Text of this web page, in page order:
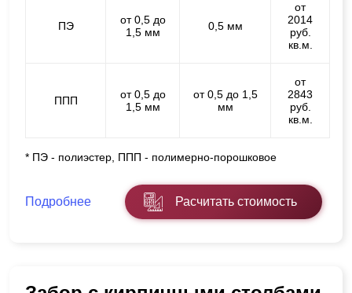
ПЭ
от 0,5 до
1,5 мм
0,5 мм
от
2014
руб.
кв.м.
ППП
от 0,5 до
1,5 мм
от 0,5 до 1,5
мм
от
2843
руб.
кв.м.
* ПЭ - полиэстер, ППП - полимерно-порошковое
Подробнее Расчитать стоимость